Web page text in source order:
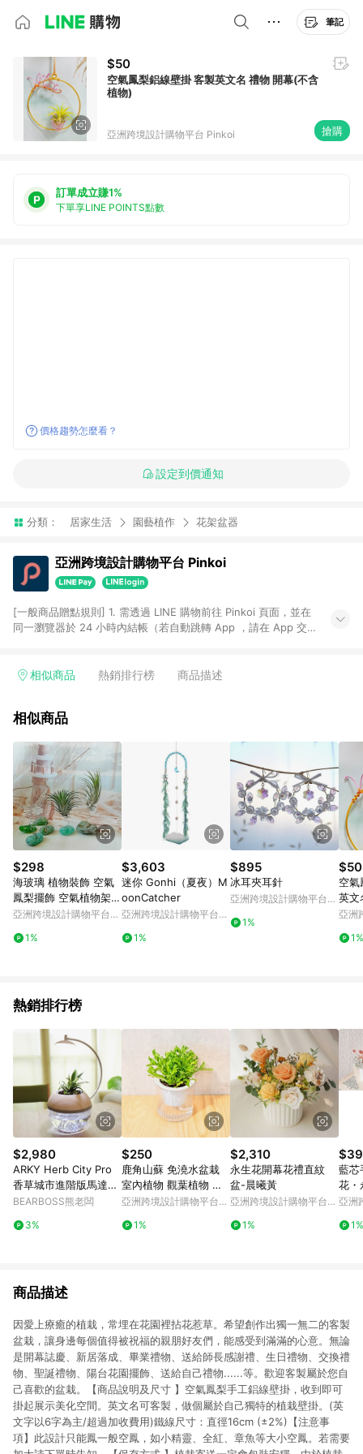
筆記
$50
空氣鳳梨鋁線壁掛 客製英文名 禮物 開幕(不含
植物)
亞洲跨境設計購物平台 Pinkoi 搶購
訂單成立賺1%
下單享LINE POINTS點數
價格趨勢怎麼看？
設定到價通知
分類： 居家生活 園藝植作 花架盆器
亞洲跨境設計購物平台 Pinkoi
[一般商品贈點規則] 1. 需透過 LINE 購物前往 Pinkoi 頁面，並在
同一瀏覽器於 24 小時內結帳（若自動跳轉 App ，請在 App 交
回饋訂單不得享有 Pinkoi 站方優惠，例如首購優惠，P coins，
行為，不具贈點資格，部分退款不在此限。 6. APP 請更新至
貨後 45 天後發送。 8. 群眾募資商品，禮物卡，開館保證金，補
運費，攤位費等不具贈點資格。 9. LINE 購物站上之商品規格、
顏色、價位、贈品如與 Pinkoi 商品資訊頁及購物車不符，以
Pinkoi 購物商品資訊頁及購物車標示為準。 10. 點數紅包使用規
則請以點數紅包活動說明為準。 11. 若於 LINE 購物前往 Pinkoi
頁面後才首次下載 Pinkoi APP 並完成訂單，不符合導購資格；承
上，首次下載 Pinkoi APP 後，需透過 LINE 購物前往 Pinkoi 頁
面，方享導購資格。
相似商品 熱銷排行榜 商品描述
相似商品
$298
海玻璃 植物裝飾 空氣
鳳梨擺飾 空氣植物架/
鳳梨架/室內盆栽
亞洲跨境設計購物平台
1%
$3,603
迷你 Gonhi（夏夜）M
oonCatcher
亞洲跨境設計購物平台
1%
$895
冰耳夾耳針
亞洲跨境設計購物平台
1%
$50
空氣
英文
植物)
亞洲
1%
熱銷排行榜
$2,980
ARKY Herb City Pro
香草城市進階版馬達澆
水 x 植物燈盆栽組 (不
BEARBOSS熊老闆
3%
$250
鹿角山蘇 免澆水盆栽
室內植物 觀葉植物 禮
物 辦公室小物
亞洲跨境設計購物平台
1%
$2,310
永生花開幕花禮直紋
盆-晨曦黃
亞洲跨境設計購物平台
1%
藍芯
花・
生日
亞洲
1%
商品描述
因愛上療癒的植栽，常埋在花園裡拈花惹草。希望創作出獨一無二的客製
盆栽，讓身邊每個值得被祝福的親朋好友們，能感受到滿滿的心意。無論
是開幕誌慶、新居落成、畢業禮物、送給師長感謝禮、生日禮物、交換禮
物、聖誕禮物、陽台花園擺飾、送給自己禮物......等。歡迎客製屬於您自
己喜歡的盆栽。【商品說明及尺寸 】空氣鳳梨手工鋁線壁掛，收到即可
掛起展示美化空間。英文名可客製，做個屬於自己獨特的植栽壁掛。(英
文字以6字為主/超過加收費用)鐵線尺寸：直徑16cm (±2%)【注意事
項】此設計只能鳳一般空鳳，如小精靈、全紅、章魚等大小空鳳。若需要